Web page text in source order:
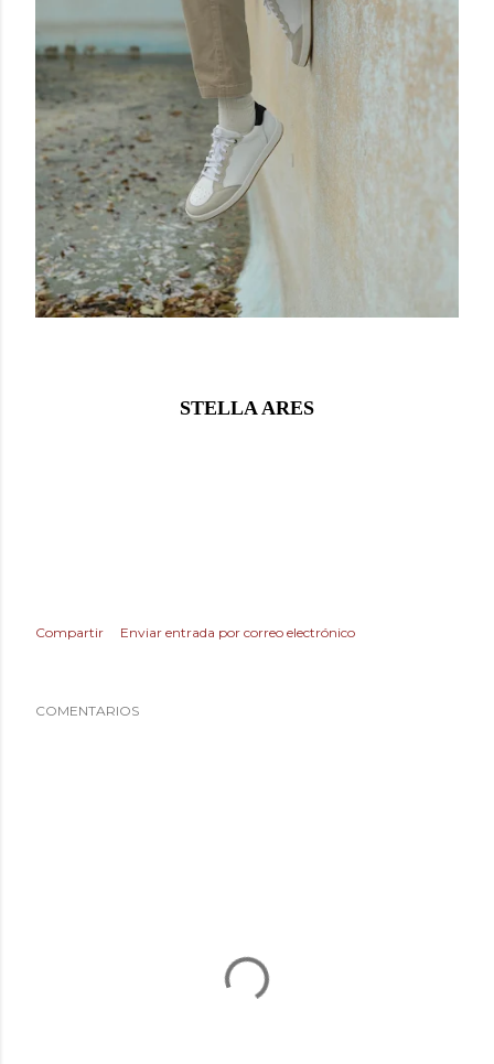
STELLA ARES
Compartir Enviar entrada por correo electrónico
COMENTARIOS